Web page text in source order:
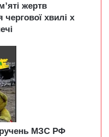
жертв
хвилі х
МЗС РФ